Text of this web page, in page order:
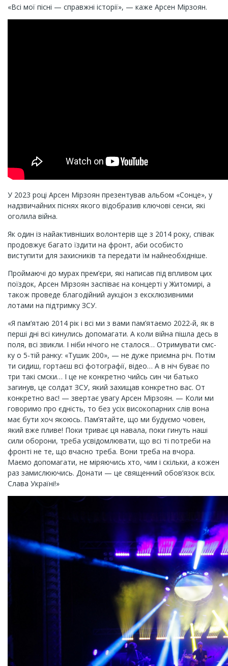
«Всі мої пісні — справжні історії», — каже Арсен Мірзоян.
У 2023 році Арсен Мірзоян презентував альбом «Сонце», у
надзвичайних піснях якого відобразив ключові сенси, які
оголила війна.
Як один із найактивніших волонтерів ще з 2014 року, співак
продовжує багато їздити на фронт, аби особисто
виступити для захисників та передати їм найнеобхідніше.
Проймаючі до мурах прем’єри, які написав під впливом цих
поїздок, Арсен Мірзоян заспіває на концерті у Житомирі, а
також проведе благодійний аукціон з ексклюзивними
лотами на підтримку ЗСУ.
«Я пам’ятаю 2014 рік і всі ми з вами пам’ятаємо 2022-й, як в
перші дні всі кинулись допомагати. А коли війна пішла десь в
поля, всі звикли. І ніби нічого не сталося… Отримувати смс-
ку о 5-тій ранку: «Тушик 200», — не дуже приємна річ. Потім
ти сидиш, гортаєш всі фотографії, відео… А в ніч буває по
три такі смски… І це не конкретно чийсь син чи батько
загинув, це солдат ЗСУ, який захищав конкретно вас. От
конкретно вас! — звертає увагу Арсен Мірзоян. — Коли ми
говоримо про єдність, то без усіх високопарних слів вона
має бути хоч якоюсь. Пам’ятайте, що ми будуємо човен,
який вже пливе! Поки триває ця навала, поки гинуть наші
сили оборони, треба усвідомлювати, що всі ті потреби на
фронті не те, що вчасно треба. Вони треба на вчора.
Маємо допомагати, не міряючись хто, чим і скільки, а кожен
раз замислюючись. Донати — це священний обов’язок всіх.
Слава Україні!»